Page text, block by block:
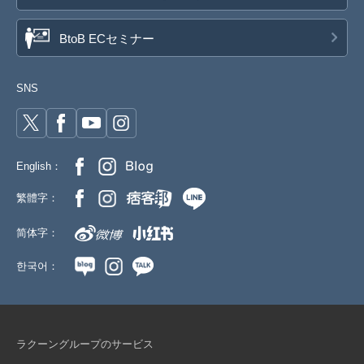
BtoB ECセミナー
SNS
English：
繁體字：
简体字：
한국어：
ラクーングループのサービス